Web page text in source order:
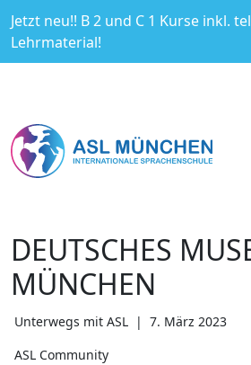
Jetzt neu!! B 2 und C 1 Kurse inkl.
Lehrmaterial!
DEUTSCHES
MÜNCHEN
Unterwegs mit ASL
ASL Community
| 7. März 2023